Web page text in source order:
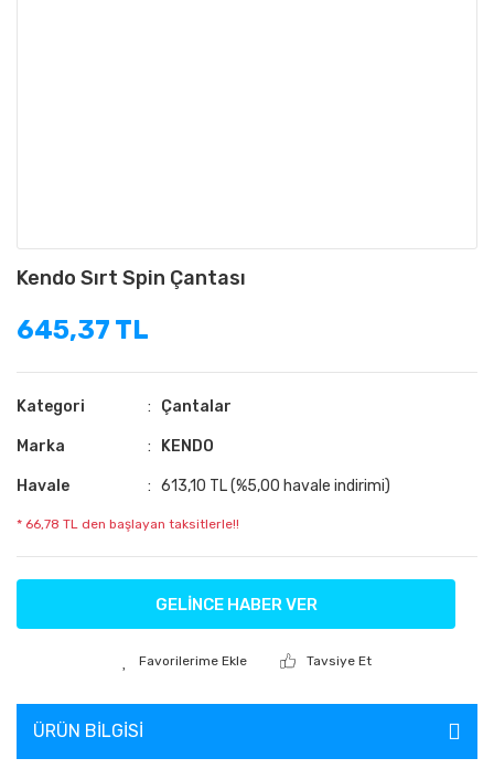
Kendo Sırt Spin Çantası
645,37 TL
Kategori Çantalar
Marka KENDO
Havale 613,10 TL (%5,00 havale indirimi)
* 66,78 TL den başlayan taksitlerle!!
GELİNCE HABER VER
Tavsiye Et
ÜRÜN BILGISI